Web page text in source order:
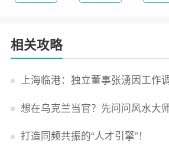
相关攻略
上海临港：独立董事张湧因工作
想在乌克兰当官？先问问风水大
打造同频共振的“人才引擎”！